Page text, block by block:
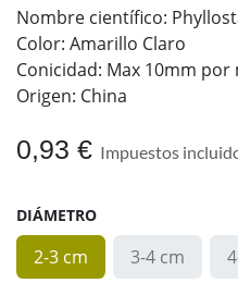
Nombre científico:
Color: Amarillo Claro
Conicidad: Max 10mm
Origen: China
0,93 € Impuestos
DIÁMETRO
2-3 cm 3-4 cm